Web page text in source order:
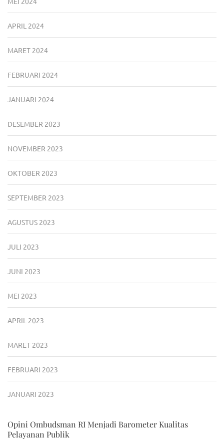
APRIL 2024
MARET 2024
FEBRUARI 2024
JANUARI 2024
DESEMBER 2023
NOVEMBER 2023
OKTOBER 2023
SEPTEMBER 2023
AGUSTUS 2023
JULI 2023
JUNI 2023
MEI 2023
APRIL 2023
MARET 2023
FEBRUARI 2023
JANUARI 2023
Opini Ombudsman RI Menjadi Barometer Kualitas
Pelayanan Publik